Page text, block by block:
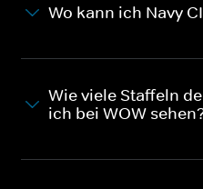
Wo kann ich Navy
Wie viele Staffeln
ich bei WOW